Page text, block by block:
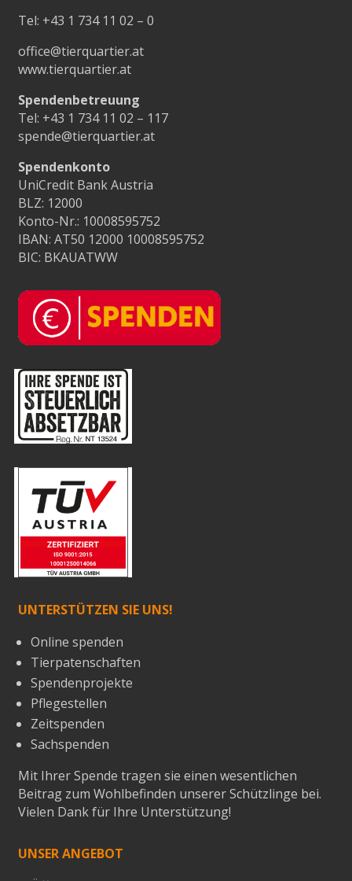
Tel: +43 1 734 11 02 – 0
office@tierquartier.at
www.tierquartier.at
Spendenbetreuung
Tel: +43 1 734 11 02 – 117
spende@tierquartier.at
Spendenkonto
UniCredit Bank Austria
BLZ: 12000
Konto-Nr.: 10008595752
IBAN: AT50 12000 10008595752
BIC: BKAUATWW
UNTERSTÜTZEN SIE UNS!
Online spenden
Tierpatenschaften
Spendenprojekte
Pflegestellen
Zeitspenden
Sachspenden
Mit Ihrer Spende tragen sie einen wesentlichen
Beitrag zum Wohlbefinden unserer Schützlinge bei.
Vielen Dank für Ihre Unterstützung!
UNSER ANGEBOT